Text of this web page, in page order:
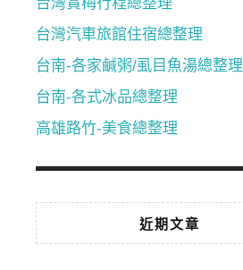
台灣汽車旅館住宿總整理
台南-各家鹹粥/虱目魚湯總整理
台南-各式冰品總整理
高雄路竹-美食總整理
近期文章